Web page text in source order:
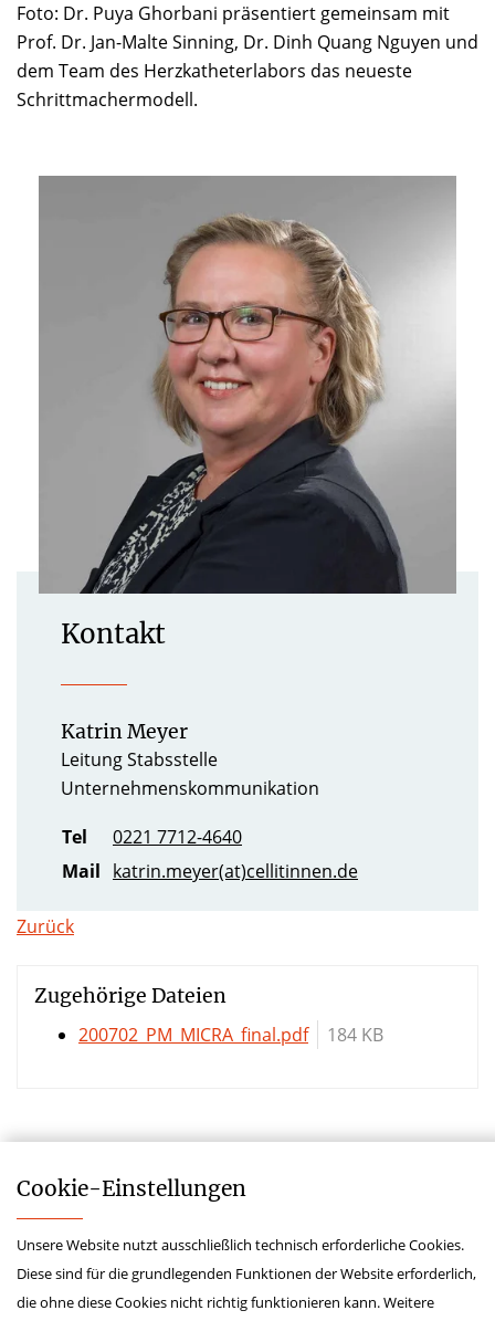
Foto: Dr. Puya Ghorbani präsentiert gemeinsam mit
Prof. Dr. Jan-Malte Sinning, Dr. Dinh Quang Nguyen und
dem Team des Herzkatheterlabors das neueste
Schrittmachermodell.
Kontakt
Katrin Meyer
Leitung Stabsstelle
Unternehmenskommunikation
Tel
0221 7712-4640
Mail katrin.meyer(at)cellitinnen.de
Zurück
Zugehörige Dateien
200702_PM_MICRA_final.pdf
184 KB
Impressum
Datenschutz
Cookie-­Einstellungen
Unsere Website nutzt ausschließlich technisch erforderliche Cookies.
Diese sind für die grundlegenden Funktionen der Website erforderlich,
die ohne diese Cookies nicht richtig funktionieren kann. Weitere